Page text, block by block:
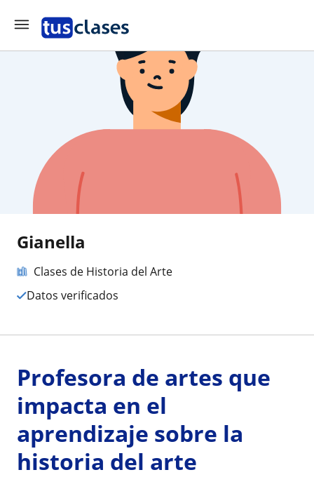
Gianella
Clases de Historia del Arte
Datos verificados
Profesora de artes que
impacta en el
aprendizaje sobre la
historia del arte